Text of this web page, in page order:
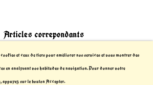
Articles correpondants
et ceux de tiers pour améliorer nos services et vous montrer des
en analysant vos habitudes de navigation. Pour donner votre
appuyez sur le bouton Accepter.